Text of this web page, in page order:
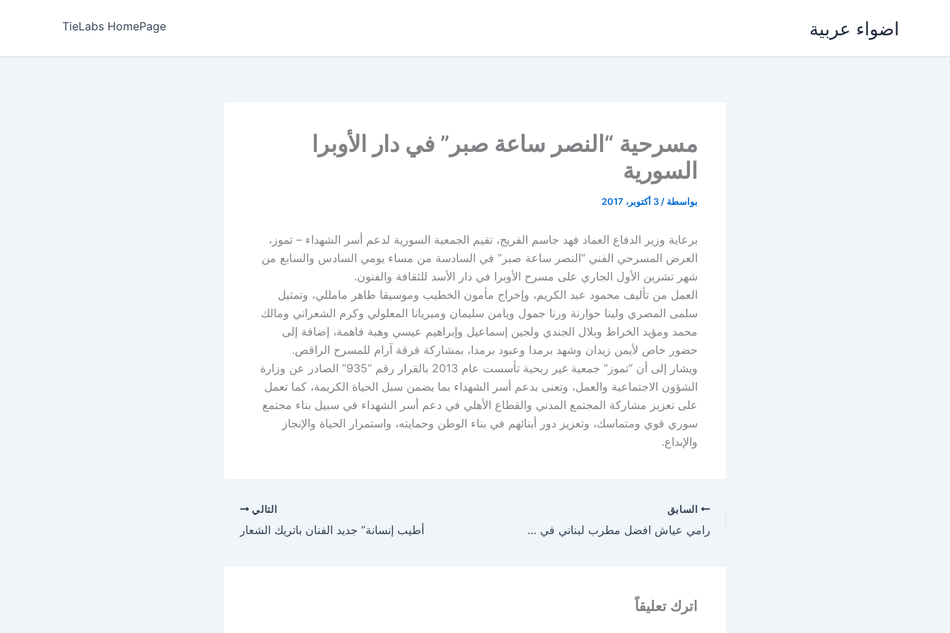
اضواء عربية TieLabs HomePage
مسرحية “النصر ساعة صبر” في دار الأوبرا
السورية
بواسطة / 3 أكتوبر، 2017
برعاية وزير الدفاع العماد فهد جاسم الفريج، تقيم الجمعية السورية لدعم أسر الشهداء – تموز،
العرض المسرحي الفني “النصر ساعة صبر” في السادسة من مساء يومي السادس والسابع من
شهر تشرين الأول الجاري على مسرح الأوبرا في دار الأسد للثقافة والفنون.
العمل من تأليف محمود عبد الكريم، وإخراج مأمون الخطيب وموسيقا طاهر مامللي، وتمثيل
سلمى المصري ولينا حوارنة ورنا جمول ويامن سليمان وميريانا المعلولي وكرم الشعراني ومالك
محمد ومؤيد الخراط وبلال الجندي ولجين إسماعيل وإبراهيم عيسي وهبة فاهمة، إضافة إلى
حضور خاص لأيمن زيدان وشهد برمدا وعبود برمدا، بمشاركة فرقة آرام للمسرح الراقص.
ويشار إلى أن “تموز” جمعية غير ربحية تأسست عام 2013 بالقرار رقم “935” الصادر عن وزارة
الشؤون الاجتماعية والعمل، وتعنى بدعم أسر الشهداء بما يضمن سبل الحياة الكريمة، كما تعمل
على تعزيز مشاركة المجتمع المدني والقطاع الأهلي في دعم أسر الشهداء في سبيل بناء مجتمع
سوري قوي ومتماسك، وتعزيز دور أبنائهم في بناء الوطن وحمايته، واستمرار الحياة والإنجاز
والإبداع.
السابق
رامي عياش افضل مطرب لبناني في مصر ضمن مهرجان الفضائيات العربية بالقاهرة
التالي
أطيب إنسانة” جديد الفنان باتريك الشعار
اترك تعليقاً